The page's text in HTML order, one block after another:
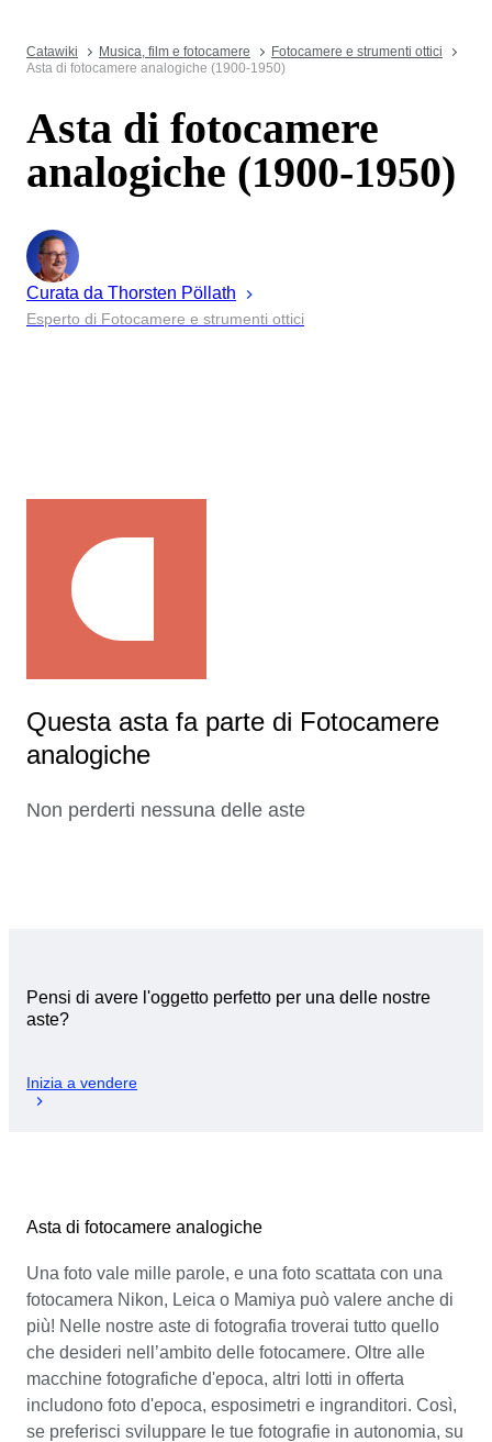
Catawiki Musica, film e fotocamere
Fotocamere e strumenti ottici
Asta di fotocamere analogiche (1900-1950)
Asta di fotocamere
analogiche (1900-1950)
Curata da Thorsten Pöllath
Esperto di Fotocamere e strumenti ottici
Questa asta fa parte di Fotocamere
analogiche
Non perderti nessuna delle aste
Pensi di avere l'oggetto perfetto per una delle nostre
aste?
Inizia a vendere
Asta di fotocamere analogiche
Una foto vale mille parole, e una foto scattata con una
fotocamera Nikon, Leica o Mamiya può valere anche di
più! Nelle nostre aste di fotografia troverai tutto quello
che desideri nell’ambito delle fotocamere. Oltre alle
macchine fotografiche d'epoca, altri lotti in offerta
includono foto d'epoca, esposimetri e ingranditori. Così,
se preferisci sviluppare le tue fotografie in autonomia, su